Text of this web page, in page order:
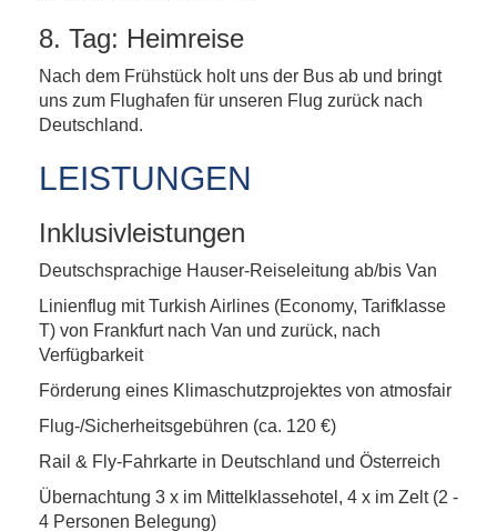
8. Tag: Heimreise
Nach dem Frühstück holt uns der Bus ab und bringt
uns zum Flughafen für unseren Flug zurück nach
Deutschland.
LEISTUNGEN
Inklusivleistungen
Deutschsprachige Hauser-Reiseleitung ab/bis Van
Linienflug mit Turkish Airlines (Economy, Tarifklasse
T) von Frankfurt nach Van und zurück, nach
Verfügbarkeit
Förderung eines Klimaschutzprojektes von atmosfair
Flug-/Sicherheitsgebühren (ca. 120 €)
Rail & Fly-Fahrkarte in Deutschland und Österreich
Übernachtung 3 x im Mittelklassehotel, 4 x im Zelt (2 -
4 Personen Belegung)